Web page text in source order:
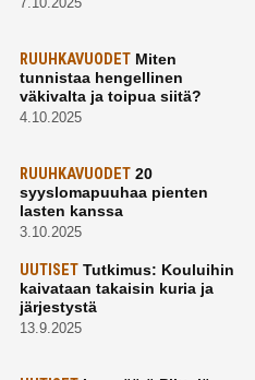
RUUHKAVUODETMiten
tunnistaa hengellinen
väkivalta ja toipua siitä?
4.10.2025
RUUHKAVUODET20
syyslomapuuhaa pienten
lasten kanssa
3.10.2025
UUTISETTutkimus: Kouluihin
kaivataan takaisin kuria ja
järjestystä
13.9.2025